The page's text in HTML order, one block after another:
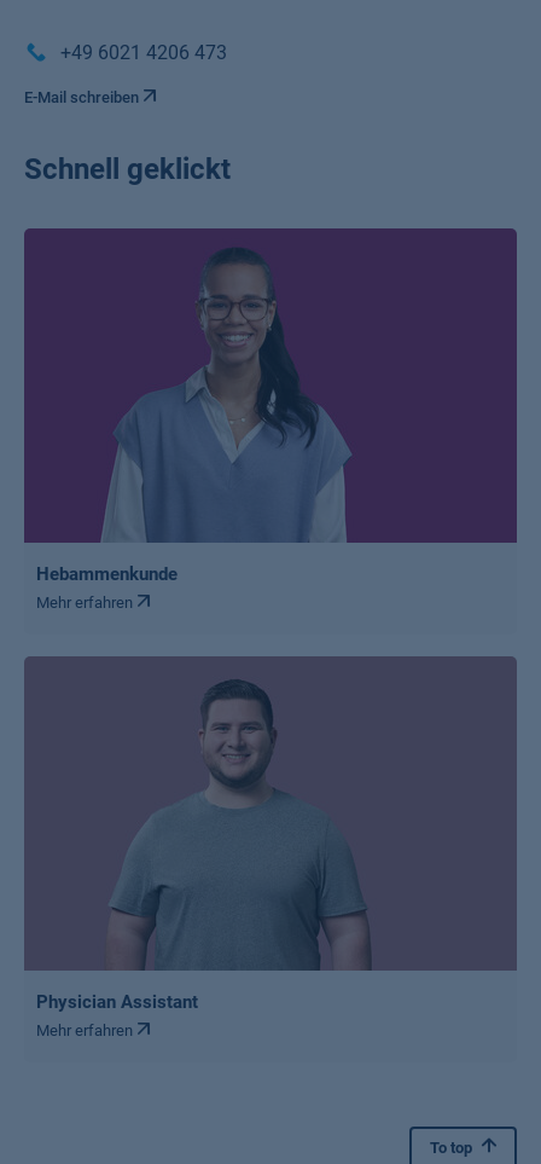
+49 6021 4206 473
E-Mail schreiben
Schnell geklickt
Hebammenkunde
Mehr erfahren
Physician Assistant
Mehr erfahren
To top